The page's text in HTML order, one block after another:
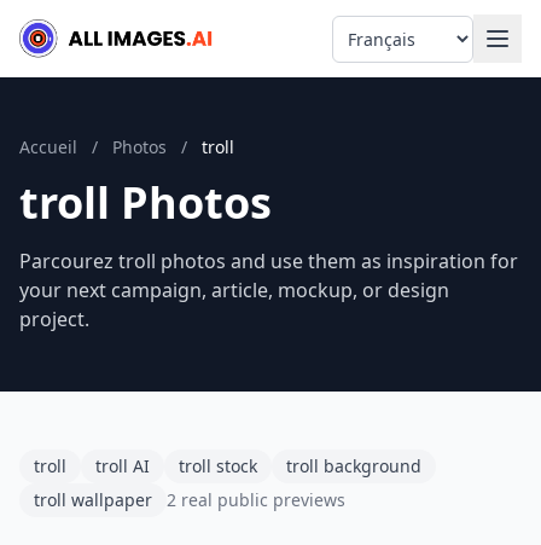
Language
Accueil / Photos / troll
troll Photos
Parcourez troll photos and use them as inspiration for
your next campaign, article, mockup, or design
project.
troll troll AI troll stock
troll background
troll wallpaper
2 real public previews